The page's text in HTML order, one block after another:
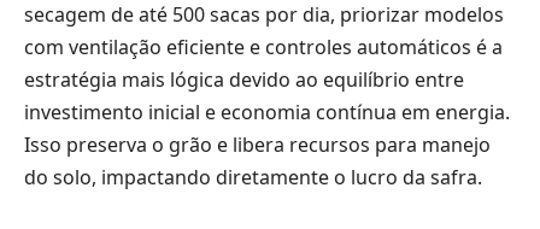
secagem de até 500 sacas por dia, priorizar modelos
com ventilação eficiente e controles automáticos é a
estratégia mais lógica devido ao equilíbrio entre
investimento inicial e economia contínua em energia.
Isso preserva o grão e libera recursos para manejo
do solo, impactando diretamente o lucro da safra.